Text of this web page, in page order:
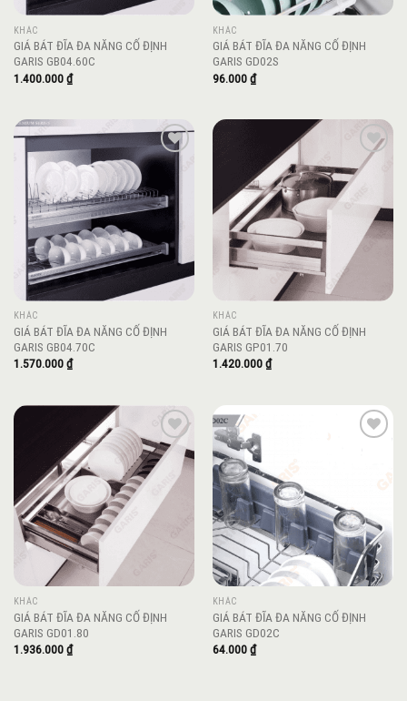
KHÁC
GIÁ BÁT ĐĨA ĐA NĂNG CỐ ĐỊNH
GARIS GB04.60C
1.400.000₫
KHÁC
GIÁ BÁT ĐĨA ĐA NĂNG CỐ ĐỊNH
GARIS GD02S
96.000₫
KHÁC
GIÁ BÁT ĐĨA ĐA NĂNG CỐ ĐỊNH
GARIS GB04.70C
1.570.000₫
Add to
wishlist
KHÁC
GIÁ BÁT ĐĨA ĐA NĂNG CỐ ĐỊNH
GARIS GP01.70
1.420.000₫
Add to
wishlist
KHÁC
GIÁ BÁT ĐĨA ĐA NĂNG CỐ ĐỊNH
GARIS GD01.80
1.936.000₫
KHÁC
GIÁ BÁT ĐĨA ĐA NĂNG CỐ ĐỊNH
GARIS GD02C
64.000₫